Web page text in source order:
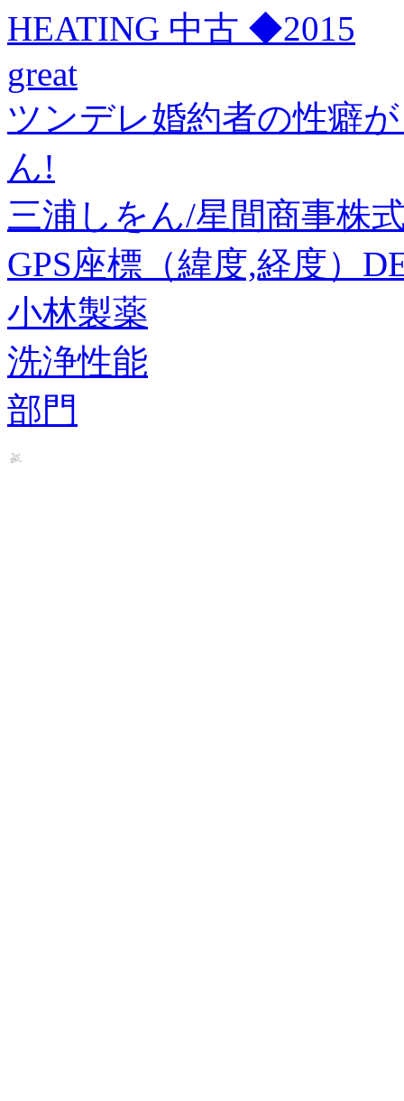
HEATING 中古 ◆2015
great
ツンデレ婚約者の性癖
ん!
三浦しをん/星間商事株
GPS座標（緯度,経度）
小林製薬
洗浄性能
部門